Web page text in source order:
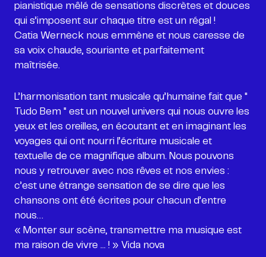
pianistique mêlé de sensations discrètes et douces
qui s’imposent sur chaque titre est un régal !
Catia Werneck nous emmène et nous caresse de
sa voix chaude, souriante et parfaitement
maîtrisée.
L’harmonisation tant musicale qu’humaine fait que "
Tudo Bem " est un nouvel univers qui nous ouvre les
yeux et les oreilles, en écoutant et en imaginant les
voyages qui ont nourri l’écriture musicale et
textuelle de ce magnifique album. Nous pouvons
nous y retrouver avec nos rêves et nos envies :
c’est une étrange sensation de se dire que les
chansons ont été écrites pour chacun d’entre
nous…
« Monter sur scène, transmettre ma musique est
ma raison de vivre ... ! » Vida nova